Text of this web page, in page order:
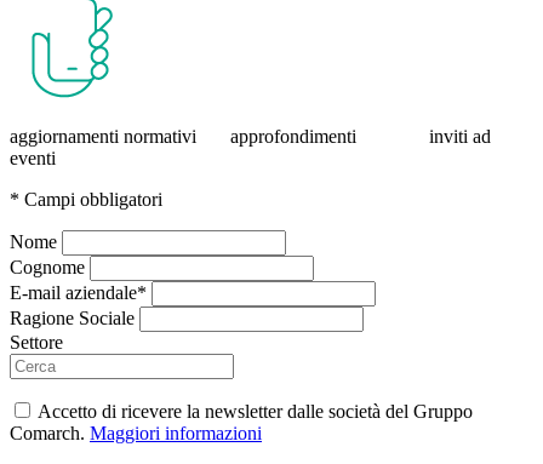
aggiornamenti normativi approfondimenti inviti ad
eventi
* Campi obbligatori
Nome
Cognome
E-mail aziendale*
Ragione Sociale
Settore
Accetto di ricevere la newsletter dalle società del Gruppo
Comarch. Maggiori informazioni